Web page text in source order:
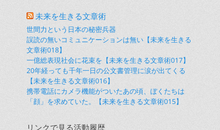
未来を生きる文章術
世間力という日本の秘密兵器
誤読の無いコミュニケーションは無い【未来を生きる
文章術018】
一億総表現社会に花束を【未来を生きる文章術017】
20年経っても千年一日の公文書管理に涙が出てくる
【未来を生きる文章術016】
携帯電話にカメラ機能がついたあの頃、ぼくたちは
「顔」を求めていた。【未来を生きる文章術015】
リンクで見る活動履歴